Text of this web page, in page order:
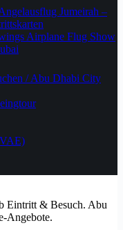
Jumeirah –
Airplane Flug Show
/ Abu Dhabi City
Eintritt & Besuch. Abu
Angebote.